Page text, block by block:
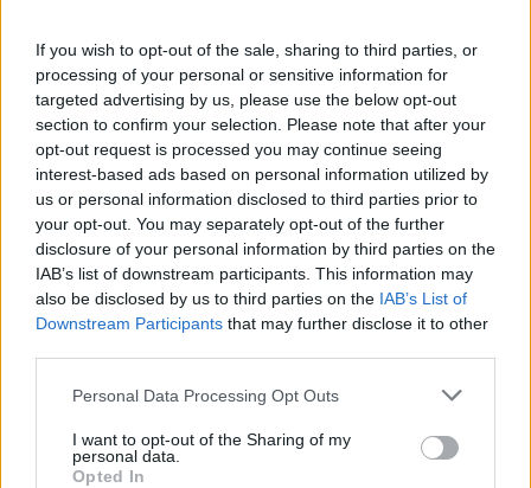
If you wish to opt-out of the sale, sharing to third parties, or
processing of your personal or sensitive information for
targeted advertising by us, please use the below opt-out
section to confirm your selection. Please note that after your
opt-out request is processed you may continue seeing
interest-based ads based on personal information utilized by
us or personal information disclosed to third parties prior to
your opt-out. You may separately opt-out of the further
disclosure of your personal information by third parties on the
IAB’s list of downstream participants. This information may
also be disclosed by us to third parties on the IAB’s List of
Downstream Participants that may further disclose it to other
Personal Data Processing Opt Outs
I want to opt-out of the Sharing of my
personal data.
Opted In
ΡΟΗ ΕΙΔΗΣΕΩΝ
ΥΓΕΙΑ 07 Αυγούστου 2026 15:37
Πανδημίες: Πώς οι διεθνείς πτήσεις μπορούν να
προειδοποιήσουν για την επόμενη υγειονομική
ΟΜΟΡΦΙΑ 07 Αυγούστου 2026